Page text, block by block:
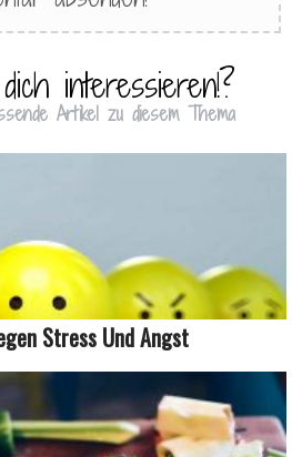
interessieren!?
Artikel zu diesem Thema
Stress Und Angst